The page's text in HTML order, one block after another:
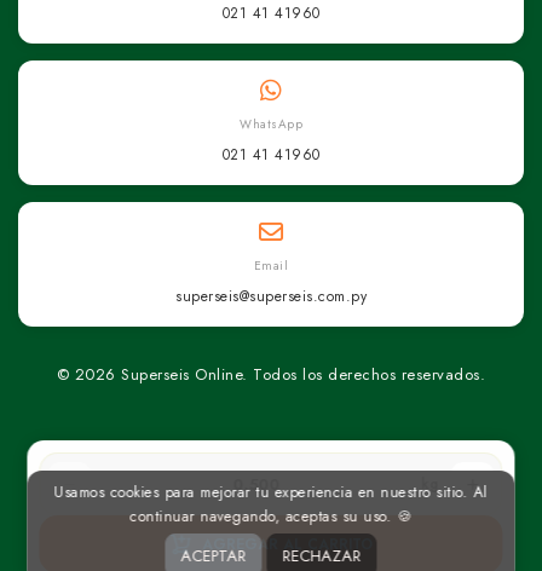
kg
AGREGAR AL CARRITO
021 41 41960
WhatsApp
021 41 41960
Email
superseis@superseis.com.py
© 2026 Superseis Online. Todos los derechos reservados.
Usamos cookies para mejorar tu experiencia en nuestro sitio. Al
continuar navegando, aceptas su uso. 🍪
ACEPTAR RECHAZAR